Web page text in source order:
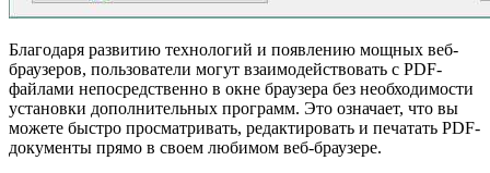
Благодаря развитию технологий и появлению мощных веб-
браузеров, пользователи могут взаимодействовать с PDF-
файлами непосредственно в окне браузера без необходимости
установки дополнительных программ. Это означает, что вы
можете быстро просматривать, редактировать и печатать PDF-
документы прямо в своем любимом веб-браузере.